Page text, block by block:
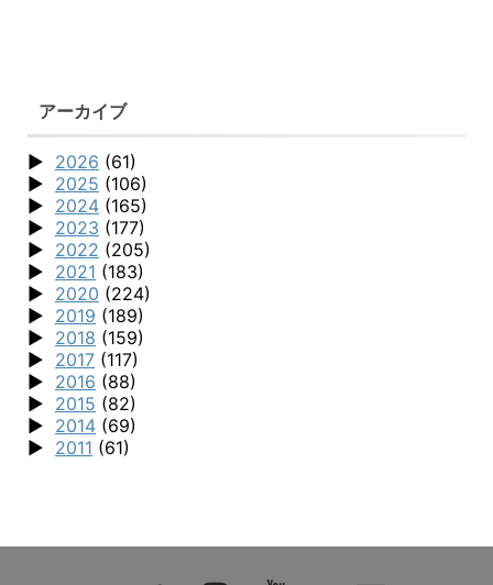
アーカイブ
2026 (61)
2025 (106)
2024 (165)
2023 (177)
2022 (205)
2021 (183)
2020 (224)
2019 (189)
2018 (159)
2017 (117)
2016 (88)
2015 (82)
2014 (69)
2011 (61)